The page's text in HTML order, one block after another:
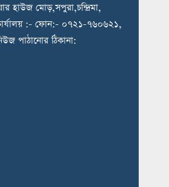
হাউজ মোড়,সপুরা,চন্দ্রিমা,
:- ফোন:- ০৭২১-৭৬০৬২১,
পাঠানোর ঠিকানা: